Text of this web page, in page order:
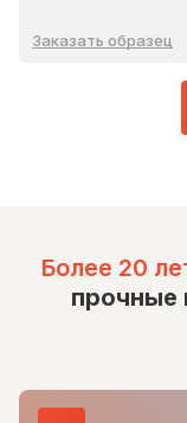
Заказать образец
Более 20
прочные